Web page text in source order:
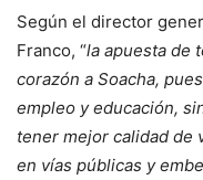
Según el director
Franco, “la apuesta de
corazón a Soacha,
empleo y educación,
tener mejor calidad de
en vías públicas y